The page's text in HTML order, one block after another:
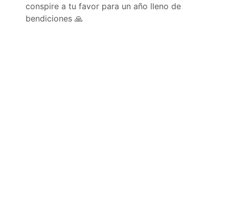
conspire a tu favor para un año lleno de
bendiciones 🙏